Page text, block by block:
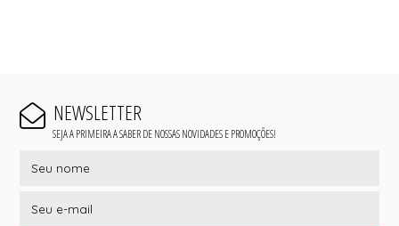
NEWSLETTER
SEJA A PRIMEIRA A SABER DE NOSSAS NOVIDADES E PROMOÇÕES!